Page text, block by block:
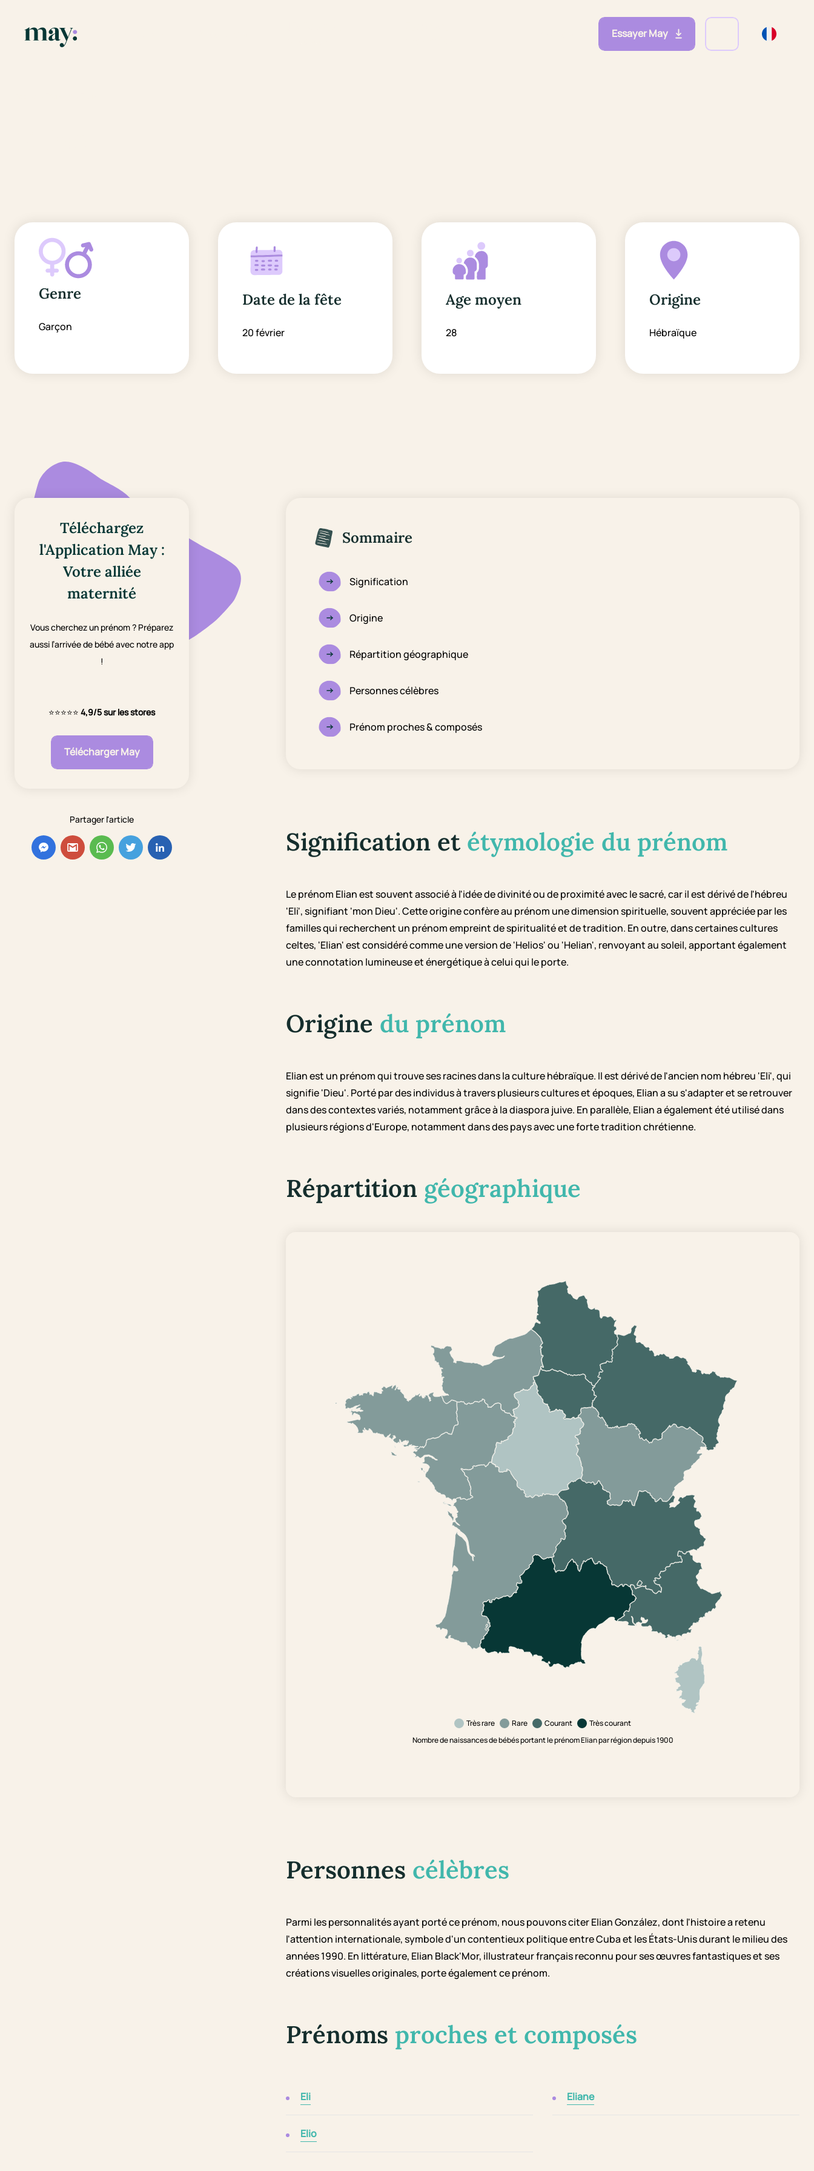
Essayer May
Genre
Garçon
Date de la fête
20 février
Age moyen
28
Origine
Hébraïque
Téléchargez
l'Application May :
Votre alliée
maternité
Vous cherchez un prénom ? Préparez
aussi l’arrivée de bébé avec notre app
!
⭐⭐⭐⭐⭐ 4,9/5 sur les stores
Télécharger May
Partager l'article
Sommaire
Signification
Origine
Répartition géographique
Personnes célèbres
Prénom proches & composés
Signification et étymologie du prénom
Le prénom Elian est souvent associé à l'idée de divinité ou de proximité avec le sacré, car il est dérivé de l'hébreu
'Eli', signifiant 'mon Dieu'. Cette origine confère au prénom une dimension spirituelle, souvent appréciée par les
familles qui recherchent un prénom empreint de spiritualité et de tradition. En outre, dans certaines cultures
celtes, 'Elian' est considéré comme une version de 'Helios' ou 'Helian', renvoyant au soleil, apportant également
une connotation lumineuse et énergétique à celui qui le porte.
Origine du prénom
Elian est un prénom qui trouve ses racines dans la culture hébraïque. Il est dérivé de l'ancien nom hébreu 'Eli', qui
signifie 'Dieu'. Porté par des individus à travers plusieurs cultures et époques, Elian a su s'adapter et se retrouver
dans des contextes variés, notamment grâce à la diaspora juive. En parallèle, Elian a également été utilisé dans
plusieurs régions d'Europe, notamment dans des pays avec une forte tradition chrétienne.
Répartition géographique
Très rare Rare Courant
Très courant
Nombre de naissances de bébés portant le prénom Elian par région depuis 1900
Personnes célèbres
Parmi les personnalités ayant porté ce prénom, nous pouvons citer Elian González, dont l'histoire a retenu
l'attention internationale, symbole d'un contentieux politique entre Cuba et les États-Unis durant le milieu des
années 1990. En littérature, Elian Black'Mor, illustrateur français reconnu pour ses œuvres fantastiques et ses
créations visuelles originales, porte également ce prénom.
Prénoms proches et composés
Eli Eliane
Elio